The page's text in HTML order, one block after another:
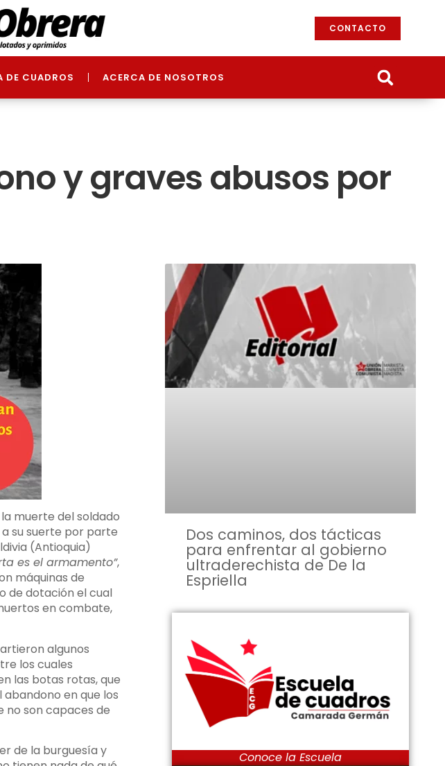
CONTACTO
DE CUADROS ACERCA DE NOSOTROS
y graves abusos por
muerte del soldado
su suerte por parte
(Antioquia)
es el armamento”,
máquinas de
de dotación el cual
en combate,
algunos
los cuales
las botas rotas, que
en que los
no son capaces de
de la burguesía y
Dos caminos, dos tácticas
para enfrentar al gobierno
ultraderechista de De la
Espriella
Conoce la Escuela